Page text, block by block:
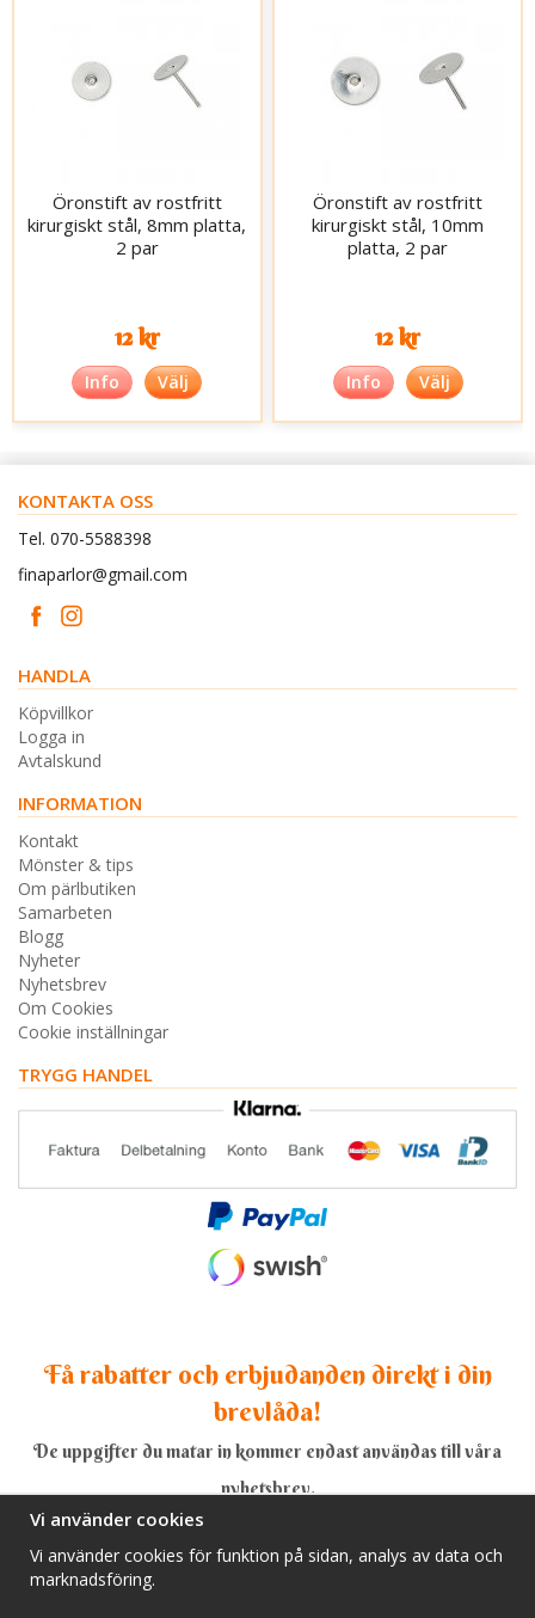
Öronstift av rostfritt
kirurgiskt stål, 8mm platta,
2 par
12 kr
Info Välj
Öronstift av rostfritt
kirurgiskt stål, 10mm
platta, 2 par
12 kr
Info Välj
KONTAKTA OSS
Tel. 070-5588398
finaparlor@gmail.com
HANDLA
Köpvillkor
Logga in
Avtalskund
INFORMATION
Kontakt
Mönster & tips
Om pärlbutiken
Samarbeten
Blogg
Nyheter
Nyhetsbrev
Om Cookies
Cookie inställningar
TRYGG HANDEL
Få rabatter och erbjudanden direkt i din
brevlåda!
De uppgifter du matar in kommer endast användas till våra
nyhetsbrev.
Vi använder cookies
Vi använder cookies för funktion på sidan, analys av data och
marknadsföring.